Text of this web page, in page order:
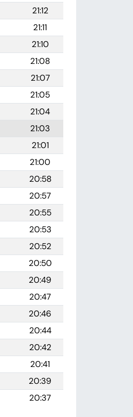
21:12
21:11
21:10
21:08
21:07
21:05
21:04
21:03
21:01
21:00
20:58
20:57
20:55
20:53
20:52
20:50
20:49
20:47
20:46
20:44
20:42
20:41
20:39
20:37